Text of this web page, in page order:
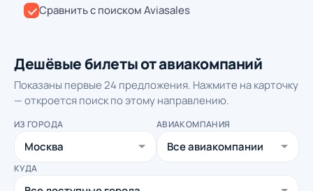
Сравнить с поиском Aviasales
Дешёвые билеты от авиакомпаний
Показаны первые 24 предложения. Нажмите на карточку
— откроется поиск по этому направлению.
ИЗ ГОРОДА АВИАКОМПАНИЯ
КУДА